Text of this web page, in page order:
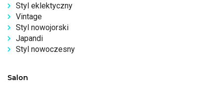
Styl eklektyczny
Vintage
Styl nowojorski
Japandi
Styl nowoczesny
Salon